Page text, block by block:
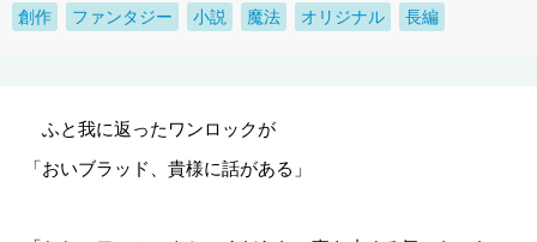
創作 ファンタジー 小説 魔法 オリジナル 長編
ふと我に返ったワンロックが
「おいブラッド、貴様に話がある」